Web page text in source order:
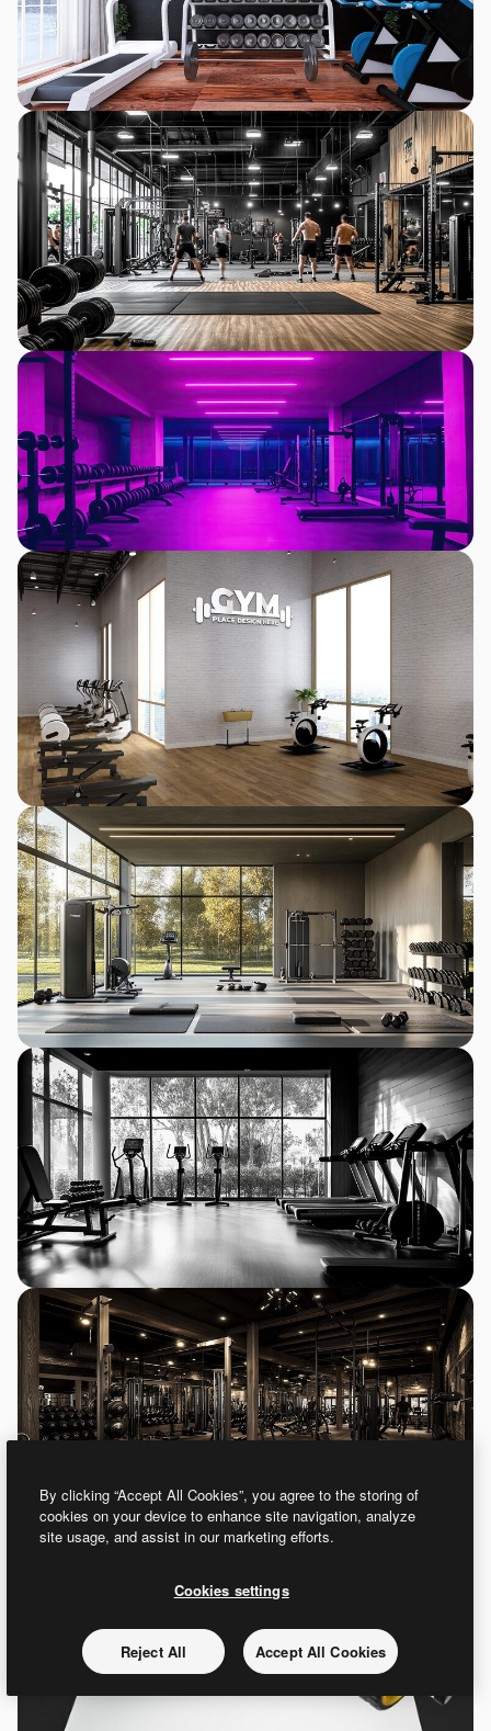
By clicking “Accept All Cookies”, you agree to the storing of
cookies on your device to enhance site navigation, analyze
site usage, and assist in our marketing efforts.
Cookies settings
Reject All Accept All Cookies